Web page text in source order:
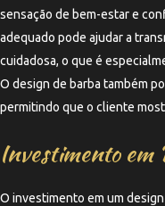
sensação de bem-estar e
adequado pode ajudar a
cuidadosa, o que é
O design de barba também
permitindo que o cliente
Investimento em
O investimento em um